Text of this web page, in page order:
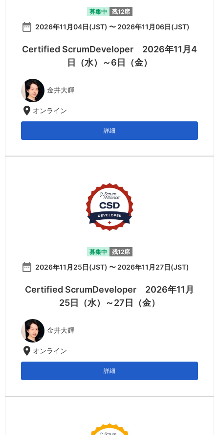
募集中 残12席
date_range 2026年11月04日(JST) 〜 2026年11月06日(JST)
Certified ScrumDeveloper 2026年11月4
日（水）～6日（金）
金井大輝
location_on オンライン
詳細
募集中 残12席
date_range 2026年11月25日(JST) 〜 2026年11月27日(JST)
Certified ScrumDeveloper 2026年11月
25日（水）～27日（金）
金井大輝
location_on オンライン
詳細